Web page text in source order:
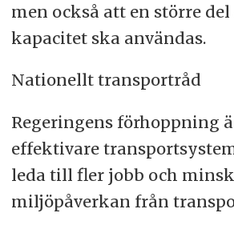
men också att en större
kapacitet ska användas.
Nationellt transportråd
Regeringens förhoppning
effektivare
leda till fler jobb och
miljöpåverkan från